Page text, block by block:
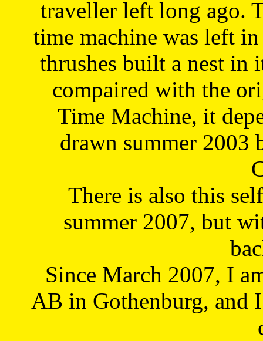
traveller left long ago.
time machine was left
thrushes built a nest in
compaired with the
Time Machine, it
drawn summer 2003
There is also this
summer 2007, but
Since March 2007, I
AB in Gothenburg, and